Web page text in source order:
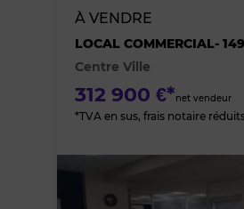
À VENDRE
LOCAL COMMERCIAL-
Centre Ville
312 900 €*net vendeur
*TVA en sus, frais notaire